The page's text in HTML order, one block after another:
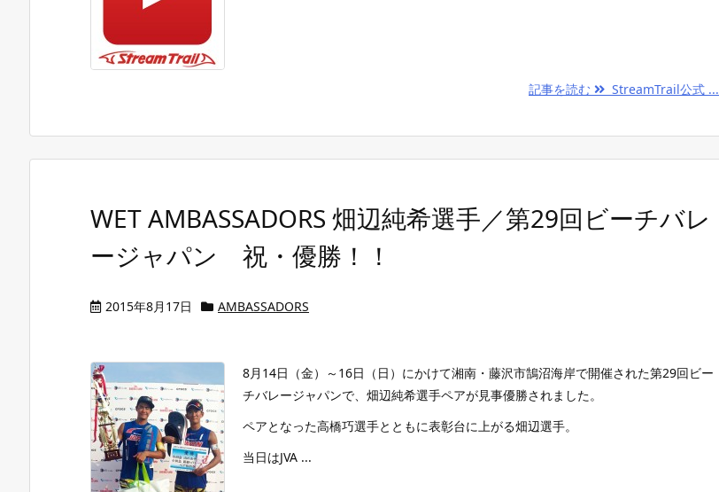
記事を読む StreamTrail公式 ...
WET AMBASSADORS 畑辺純希選手／第29回ビーチバレ
ージャパン 祝・優勝！！
2015年8月17日 AMBASSADORS
8月14日（金）～16日（日）にかけて湘南・藤沢市鵠沼海岸で開催された第29回ビー
チバレージャパンで、畑辺純希選手ペアが見事優勝されました。
ペアとなった高橋巧選手とともに表彰台に上がる畑辺選手。
当日はJVA ...